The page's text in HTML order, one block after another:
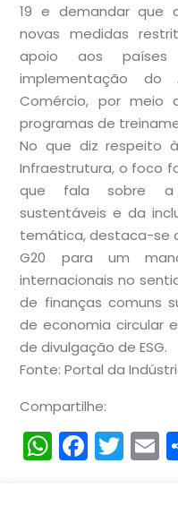
19 e demandar que
novas medidas
apoio aos países
implementação do
Comércio, por meio
programas de
No que diz respeito
Infraestrutura, o foco
que fala sobre a
sustentáveis e da
temática, destaca-se
G20 para um
internacionais no
de finanças comuns
de economia circular
de divulgação de ESG.
Fonte: Portal da
Compartilhe: